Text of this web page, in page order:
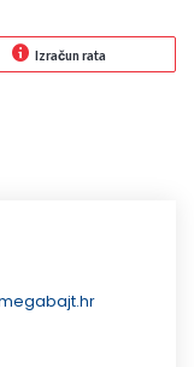
Izračun rata